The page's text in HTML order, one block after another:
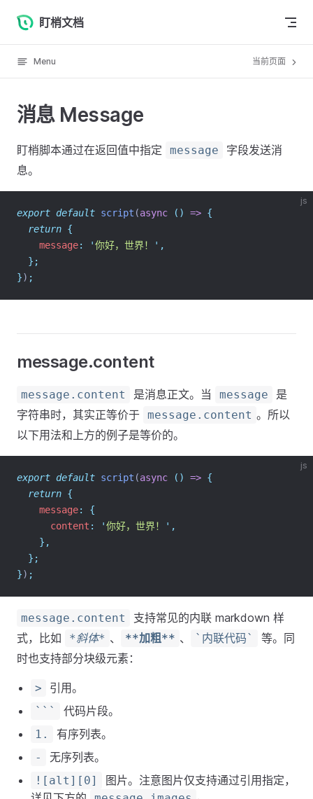
Skip to content
盯梢文档
Menu 当前页面
消息 Message
盯梢脚本通过在返回值中指定 message
字段发送消
息。
js
export default script (async () => {
return {
    message
: '你好，世界！ ' ,
};
}) ;
message.content
message.content 是消息正文。当 message
是
字符串时，其实正等价于 message.content 。所以
以下用法和上方的例子是等价的。
js
export default script (async () => {
return {
    message
:
{
      content
: '你好，世界！ ' ,
},
};
}) ;
message.content
支持常见的内联 markdown 样
式，比如
*斜体* 、 **加粗** 、 `内联代码`
等。同
时也支持部分块级元素：
> 引用。
``` 代码片段。
1. 有序列表。
- 无序列表。
![alt][0]
图片。注意图片仅支持通过引用指定，